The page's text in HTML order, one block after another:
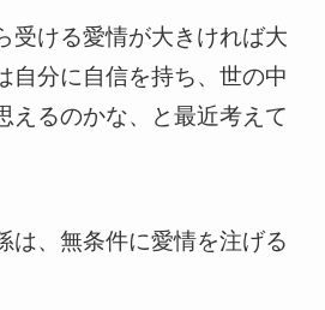
受ける愛情が大きければ大
自分に自信を持ち、世の中
えるのかな、と最近考えて
は、無条件に愛情を注げる